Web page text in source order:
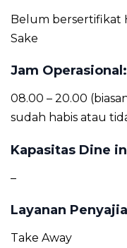
Belum bersertifikat
Sake
Jam Operasional:
08.00 – 20.00
sudah habis atau
Kapasitas Dine
–
Layanan
Take Away